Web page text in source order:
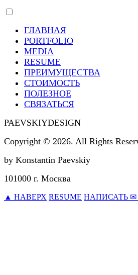
ГЛАВНАЯ
PORTFOLIO
MEDIA
RESUME
ПРЕИМУЩЕСТВА
СТОИМОСТЬ
ПОЛЕЗНОЕ
СВЯЗАТЬСЯ
PAEVSKIYDESIGN
Copyright © 2026. All Rights
by Konstantin Paevskiy
101000 г. Москва
▲ НАВЕРХ RESUME НАПИСАТЬ ✉